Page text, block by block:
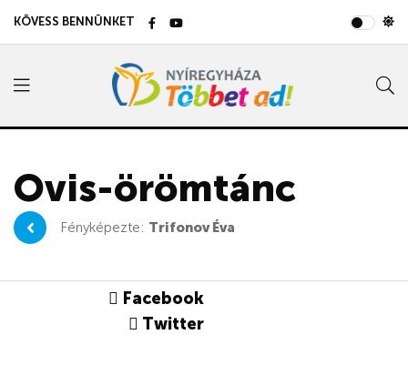
KÖVESS BENNÜNKET
Ovis-örömtánc
Fényképezte: Trifonov Éva
Facebook
Twitter